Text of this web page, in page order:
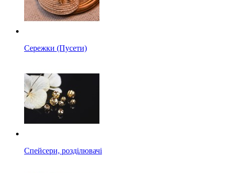
Сережки (Пусети)
Спейсери, розділювачі